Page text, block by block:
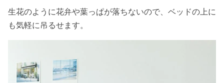
生花のように花弁や葉っぱが落ちないので、ベッドの上に
も気軽に吊るせます。